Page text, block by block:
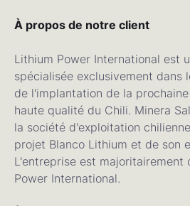
À propos de notre client
Lithium Power International est
spécialisée exclusivement dans
de l'implantation de la
haute qualité du Chili. Minera
la société d'exploitation
projet Blanco Lithium et de son
L'entreprise est majoritairement
Power International.